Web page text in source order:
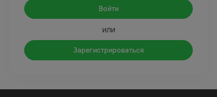
Войти
или
Зарегистрироваться